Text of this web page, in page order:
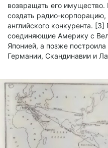
возвращать его имущество.
создать радио-
английского конкурента.
соединяющие Америку с
Японией, а позже
Германии, Скандинавии и